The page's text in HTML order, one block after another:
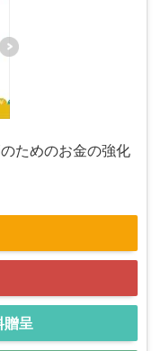
ためのお金の強化
贈呈